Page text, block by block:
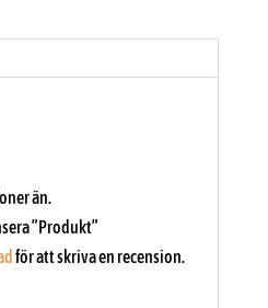
än.
”Produkt”
för att skriva en recension.